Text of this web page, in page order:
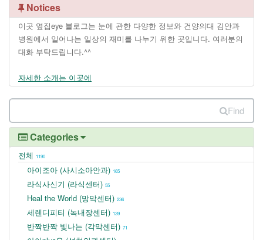
Notices
이곳 옆집eye 블로그는 눈에 관한 다양한 정보와 건양의대 김안과
병원에서 일어나는 일상의 재미를 나누기 위한 곳입니다. 여러분의
대화 부탁드립니다.^^
자세한 소개는 이곳에
Find
Categories
전체 1190
아이조아 (사시소아안과) 165
라식사신기 (라식센터) 55
Heal the World (망막센터) 236
세렌디피티 (녹내장센터) 139
반짝반짝 빛나는 (각막센터) 71